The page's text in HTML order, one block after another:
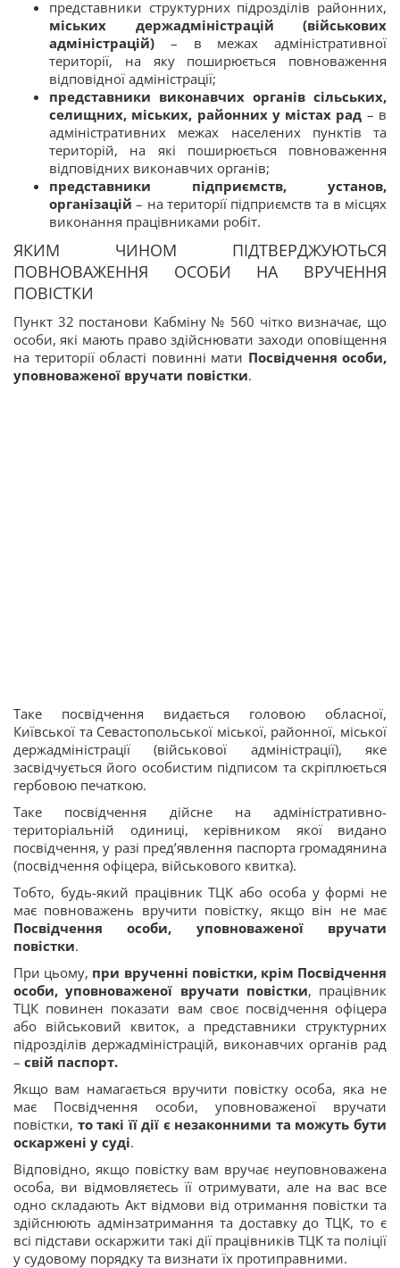
представники структурних підрозділів районних,
міських держадміністрацій (військових
адміністрацій) – в межах адміністративної
території, на яку поширюється повноваження
відповідної адміністрації;
представники виконавчих органів сільських,
селищних, міських, районних у містах рад – в
адміністративних межах населених пунктів та
територій, на які поширюється повноваження
відповідних виконавчих органів;
представники підприємств, установ,
організацій– на території підприємств та в місцях
виконання працівниками робіт.
ЯКИМ ЧИНОМ ПІДТВЕРДЖУЮТЬСЯ
ПОВНОВАЖЕННЯ ОСОБИ НА ВРУЧЕННЯ
ПОВІСТКИ
Пункт 32 постанови Кабміну № 560 чітко визначає, що
особи, які мають право здійснювати заходи оповіщення
на території області повинні мати Посвідчення особи,
уповноваженої вручати повістки.
Таке посвідчення видається головою обласної,
Київської та Севастопольської міської, районної, міської
держадміністрації (військової адміністрації), яке
засвідчується його особистим підписом та скріплюється
гербовою печаткою.
Таке посвідчення дійсне на адміністративно-
територіальній одиниці, керівником якої видано
посвідчення, у разі пред’явлення паспорта громадянина
(посвідчення офіцера, військового квитка).
Тобто, будь-який працівник ТЦК або особа у формі не
має повноважень вручити повістку, якщо він не має
Посвідчення особи, уповноваженої вручати
повістки.
При цьому, при врученні повістки, крім Посвідчення
особи, уповноваженої вручати повістки, працівник
ТЦК повинен показати вам своє посвідчення офіцера
або військовий квиток, а представники структурних
підрозділів держадміністрацій, виконавчих органів рад
– свій паспорт.
Якщо вам намагається вручити повістку особа, яка не
має Посвідчення особи, уповноваженої вручати
повістки, то такі її дії є незаконними та можуть бути
оскаржені у суді.
Відповідно, якщо повістку вам вручає неуповноважена
особа, ви відмовляєтесь її отримувати, але на вас все
одно складають Акт відмови від отримання повістки та
здійснюють адмінзатримання та доставку до ТЦК, то є
всі підстави оскаржити такі дії працівників ТЦК та поліції
у судовому порядку та визнати їх протиправними.